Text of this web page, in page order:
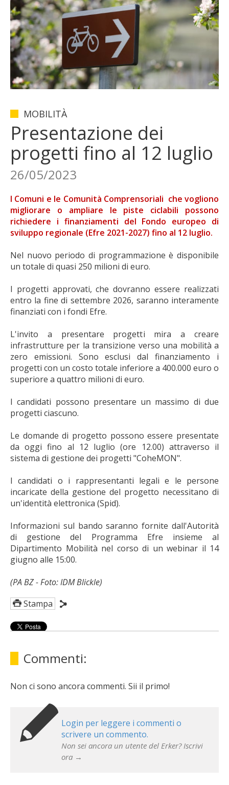
MOBILITÀ
Presentazione dei
progetti fino al 12 luglio
26/05/2023
I Comuni e le Comunità Comprensoriali che vogliono
migliorare o ampliare le piste ciclabili possono
richiedere i finanziamenti del Fondo europeo di
sviluppo regionale (Efre 2021-2027) fino al 12 luglio.
Nel nuovo periodo di programmazione è disponibile
un totale di quasi 250 milioni di euro.
I progetti approvati, che dovranno essere realizzati
entro la fine di settembre 2026, saranno interamente
finanziati con i fondi Efre.
L'invito a presentare progetti mira a creare
infrastrutture per la transizione verso una mobilità a
zero emissioni. Sono esclusi dal finanziamento i
progetti con un costo totale inferiore a 400.000 euro o
superiore a quattro milioni di euro.
I candidati possono presentare un massimo di due
progetti ciascuno.
Le domande di progetto possono essere presentate
da oggi fino al 12 luglio (ore 12.00) attraverso il
sistema di gestione dei progetti "CoheMON".
I candidati o i rappresentanti legali e le persone
incaricate della gestione del progetto necessitano di
un'identità elettronica (Spid).
Informazioni sul bando saranno fornite dall'Autorità
di gestione del Programma Efre insieme al
Dipartimento Mobilità nel corso di un webinar il 14
giugno alle 15:00.
(PA BZ - Foto: IDM Blickle)
Stampa
Commenti:
Non ci sono ancora commenti. Sii il primo!
Login per leggere i commenti o
scrivere un commento.
Non sei ancora un utente del Erker? Iscrivi
ora →